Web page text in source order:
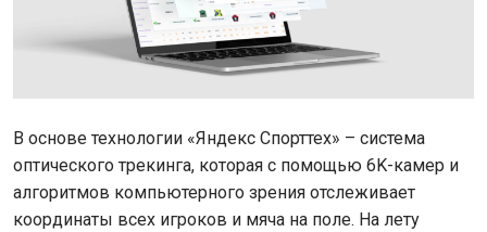
В основе технологии «Яндекс Спорттех» – система
оптического трекинга, которая с помощью 6K-камер и
алгоритмов компьютерного зрения отслеживает
координаты всех игроков и мяча на поле. На лету